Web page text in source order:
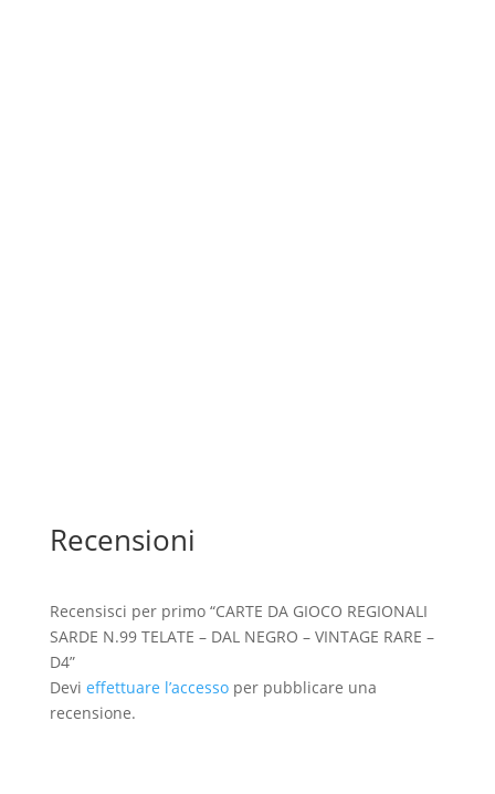
Recensioni
Recensisci per primo “CARTE DA GIOCO REGIONALI
SARDE N.99 TELATE – DAL NEGRO – VINTAGE RARE –
D4”
Devi effettuare l’accessoper pubblicare una
recensione.